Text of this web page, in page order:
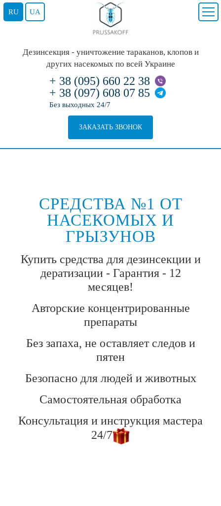
RU UA
Дезинсекция - уничтожение тараканов, клопов и
других насекомых по всей Украине
+ 38 (095) 660 22 38
+ 38 (097) 608 07 85
Без выходных 24/7
ЗАКАЗАТЬ ЗВОНОК
СРЕДСТВА №1 ОТ
НАСЕКОМЫХ И
ГРЫЗУНОВ
Купить средства для дезинсекции и
дератизации - Гарантия - 12
месяцев!
Авторские концентрированные
препараты
Без запаха, не оставляет следов и
пятен
Безопасно для людей и животных
Самостоятельная обработка
Консультация и инструкция мастера
24/7